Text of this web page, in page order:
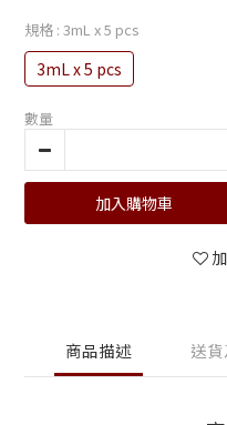
規格 : 3mL x 5 pcs
3mL x 5 pcs
數量
加入購物車
商品描述 送